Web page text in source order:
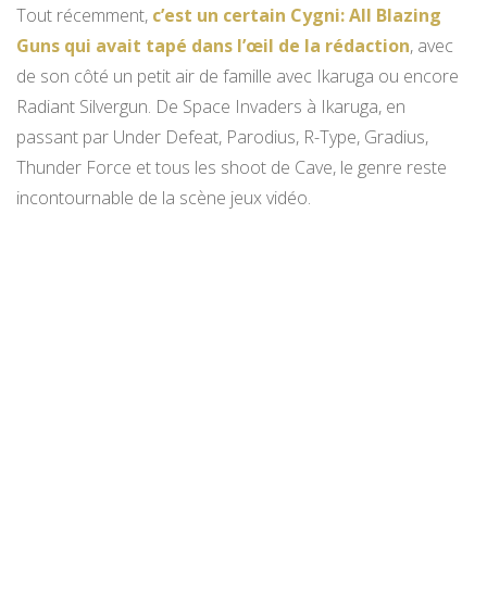
Tout récemment, c’est un certain Cygni: All Blazing
Guns qui avait tapé dans l’œil de la rédaction, avec
de son côté un petit air de famille avec Ikaruga ou encore
Radiant Silvergun. De Space Invaders à Ikaruga, en
passant par Under Defeat, Parodius, R-Type, Gradius,
Thunder Force et tous les shoot de Cave, le genre reste
incontournable de la scène jeux vidéo.